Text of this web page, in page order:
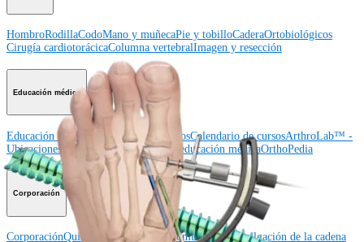
HombroRodillaCodoMano y muñecaPie y tobilloCaderaOrtobiológicos
Cirugía cardiotorácicaColumna vertebralImagen y resección
Educación médica
Educación médica Descripción de cursosCalendario de cursosArthroLab™ -
Ubicaciones
Nuestro departamento de educación médicaOrthoPedia
Corporación
CorporaciónQuiénes somos Eventos comunitariosDivulgación de la cadena